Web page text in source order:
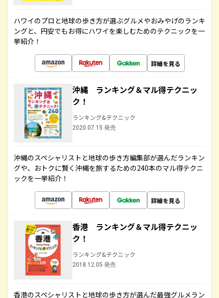
ハワイのプロと地球の歩き方が選ぶグルメやおみやげのランキ
ングと、円安でもお得にハワイを楽しむためのテクニックを一
挙紹介！
詳細を見る
沖縄 ランキング＆マル得テクニッ
ク！
ランキング&テクニック
2020.07.15 発売
沖縄のスペシャリストと地球の歩き方編集部が選んだランキン
グや、おトクに賢く沖縄を旅するための240本のマル得テクニ
ックを一挙紹介！
詳細を見る
香港 ランキング＆マル得テクニッ
ク！
ランキング&テクニック
2018.12.05 発売
香港のスペシャリストと地球の歩き方が選んだ最強グルメラン